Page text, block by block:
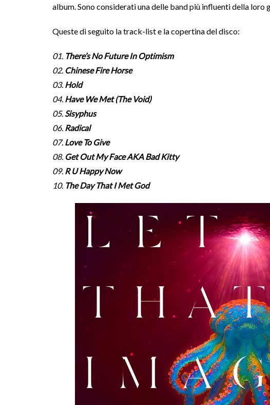
album. Sono considerati una delle band più influenti della loro
Queste di seguito la track-list e la copertina del disco:
01. There’s No Future In Optimism
02. Chinese Fire Horse
03. Hold
04. Have We Met (The Void)
05. Sisyphus
06. Radical
07. Love To Give
08. Get Out My Face AKA Bad Kitty
09. R U Happy Now
10. The Day That I Met God